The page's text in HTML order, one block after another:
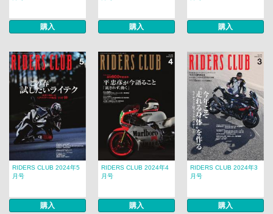
購入 購入 購入
RIDERS CLUB 2024年5
月号
購入
RIDERS CLUB 2024年4
月号
購入
RIDERS CLUB 2024年3
月号
購入